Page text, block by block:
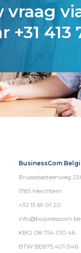
vraag
+31 413
BusinessCom
Brusselsesteenweg
1785 Merchtem
+32 15 69 01 20
info@businesscom.be
KBO 08.754.010.46
BTW BE875.401.046